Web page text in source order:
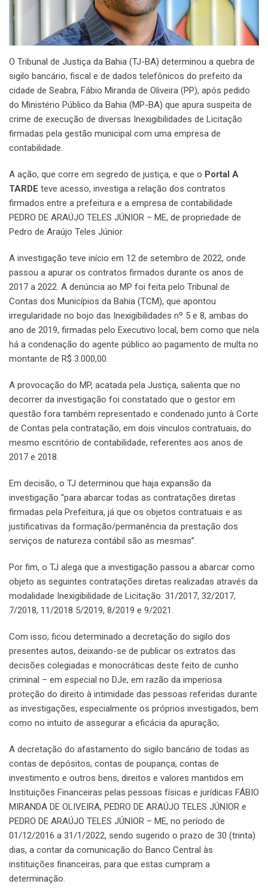
O Tribunal de Justiça da Bahia (TJ-BA) determinou a quebra de
sigilo bancário, fiscal e de dados telefônicos do prefeito da
cidade de Seabra, Fábio Miranda de Oliveira (PP), após pedido
do Ministério Público da Bahia (MP-BA) que apura suspeita de
crime de execução de diversas Inexigibilidades de Licitação
firmadas pela gestão municipal com uma empresa de
contabilidade.
A ação, que corre em segredo de justiça, e que o Portal A
TARDE teve acesso, investiga a relação dos contratos
firmados entre a prefeitura e a empresa de contabilidade
PEDRO DE ARAÚJO TELES JÚNIOR – ME, de propriedade de
Pedro de Araújo Teles Júnior.
A investigação teve início em 12 de setembro de 2022, onde
passou a apurar os contratos firmados durante os anos de
2017 a 2022. A denúncia ao MP foi feita pelo Tribunal de
Contas dos Municípios da Bahia (TCM), que apontou
irregularidade no bojo das Inexigibilidades nº 5 e 8, ambas do
ano de 2019, firmadas pelo Executivo local, bem como que nela
há a condenação do agente público ao pagamento de multa no
montante de R$ 3.000,00.
A provocação do MP, acatada pela Justiça, salienta que no
decorrer da investigação foi constatado que o gestor em
questão fora também representado e condenado junto à Corte
de Contas pela contratação, em dois vínculos contratuais, do
mesmo escritório de contabilidade, referentes aos anos de
2017 e 2018.
Em decisão, o TJ determinou que haja expansão da
investigação “para abarcar todas as contratações diretas
firmadas pela Prefeitura, já que os objetos contratuais e as
justificativas da formação/permanência da prestação dos
serviços de natureza contábil são as mesmas”.
Por fim, o TJ alega que a investigação passou a abarcar como
objeto as seguintes contratações diretas realizadas através da
modalidade Inexigibilidade de Licitação: 31/2017, 32/2017,
7/2018, 11/2018 5/2019, 8/2019 e 9/2021.
Com isso, ficou determinado a decretação do sigilo dos
presentes autos, deixando-se de publicar os extratos das
decisões colegiadas e monocráticas deste feito de cunho
criminal – em especial no DJe, em razão da imperiosa
proteção do direito à intimidade das pessoas referidas durante
as investigações, especialmente os próprios investigados, bem
como no intuito de assegurar a eficácia da apuração;
A decretação do afastamento do sigilo bancário de todas as
contas de depósitos, contas de poupança, contas de
investimento e outros bens, direitos e valores mantidos em
Instituições Financeiras pelas pessoas físicas e jurídicas FÁBIO
MIRANDA DE OLIVEIRA, PEDRO DE ARAÚJO TELES JÚNIOR e
PEDRO DE ARAÚJO TELES JÚNIOR – ME, no período de
01/12/2016 a 31/1/2022, sendo sugerido o prazo de 30 (trinta)
dias, a contar da comunicação do Banco Central às
instituições financeiras, para que estas cumpram a
determinação.